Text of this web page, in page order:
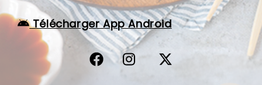
Télécharger App Android